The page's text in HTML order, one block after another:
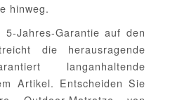
hinweg.
Jahres-Garantie auf den
die herausragende
langanhaltende
Artikel. Entscheiden Sie